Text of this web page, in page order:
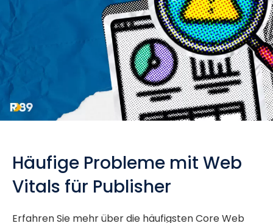
Häufige Probleme mit Web
Vitals für Publisher
Erfahren Sie mehr über die häufigsten Core Web